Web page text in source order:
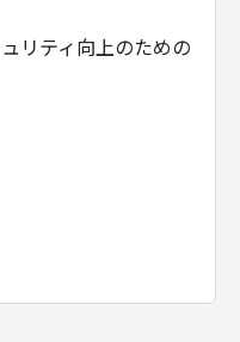
損害の可能性に
も同様です。
会社、それらの販
リティ向上のための